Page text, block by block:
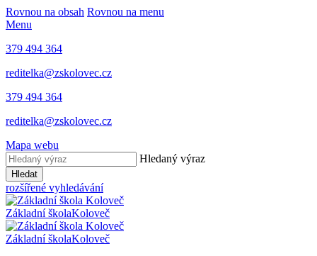
Rovnou na obsah Rovnou na menu
Menu
379 494 364
reditelka@zskolovec.cz
379 494 364
reditelka@zskolovec.cz
Mapa webu
Hledaný výraz
Hledat
rozšířené vyhledávání
Základní školaKoloveč
Základní školaKoloveč